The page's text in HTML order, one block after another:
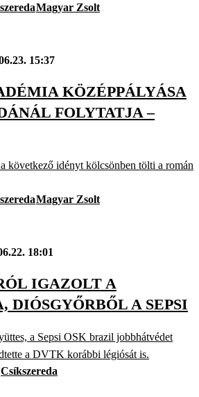
Magyar Zsolt
15:37
KÖZÉPPÁLYÁSA
FOLYTATJA –
következő idényt kölcsönben tölti a román
Magyar Zsolt
18:01
IGAZOLT A
DIÓSGYŐRBŐL A SEPSI
a Sepsi OSK brazil jobbhátvédet
a DVTK korábbi légiósát is.
Csíkszereda